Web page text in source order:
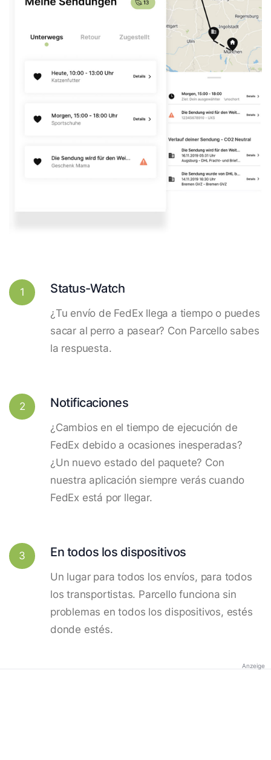
1 Status-Watch
¿Tu envío de FedEx llega a tiempo o puedes
sacar al perro a pasear? Con Parcello sabes
la respuesta.
2 Notificaciones
¿Cambios en el tiempo de ejecución de
FedEx debido a ocasiones inesperadas?
¿Un nuevo estado del paquete? Con
nuestra aplicación siempre verás cuando
FedEx está por llegar.
3 En todos los dispositivos
Un lugar para todos los envíos, para todos
los transportistas. Parcello funciona sin
problemas en todos los dispositivos, estés
donde estés.
Anzeige